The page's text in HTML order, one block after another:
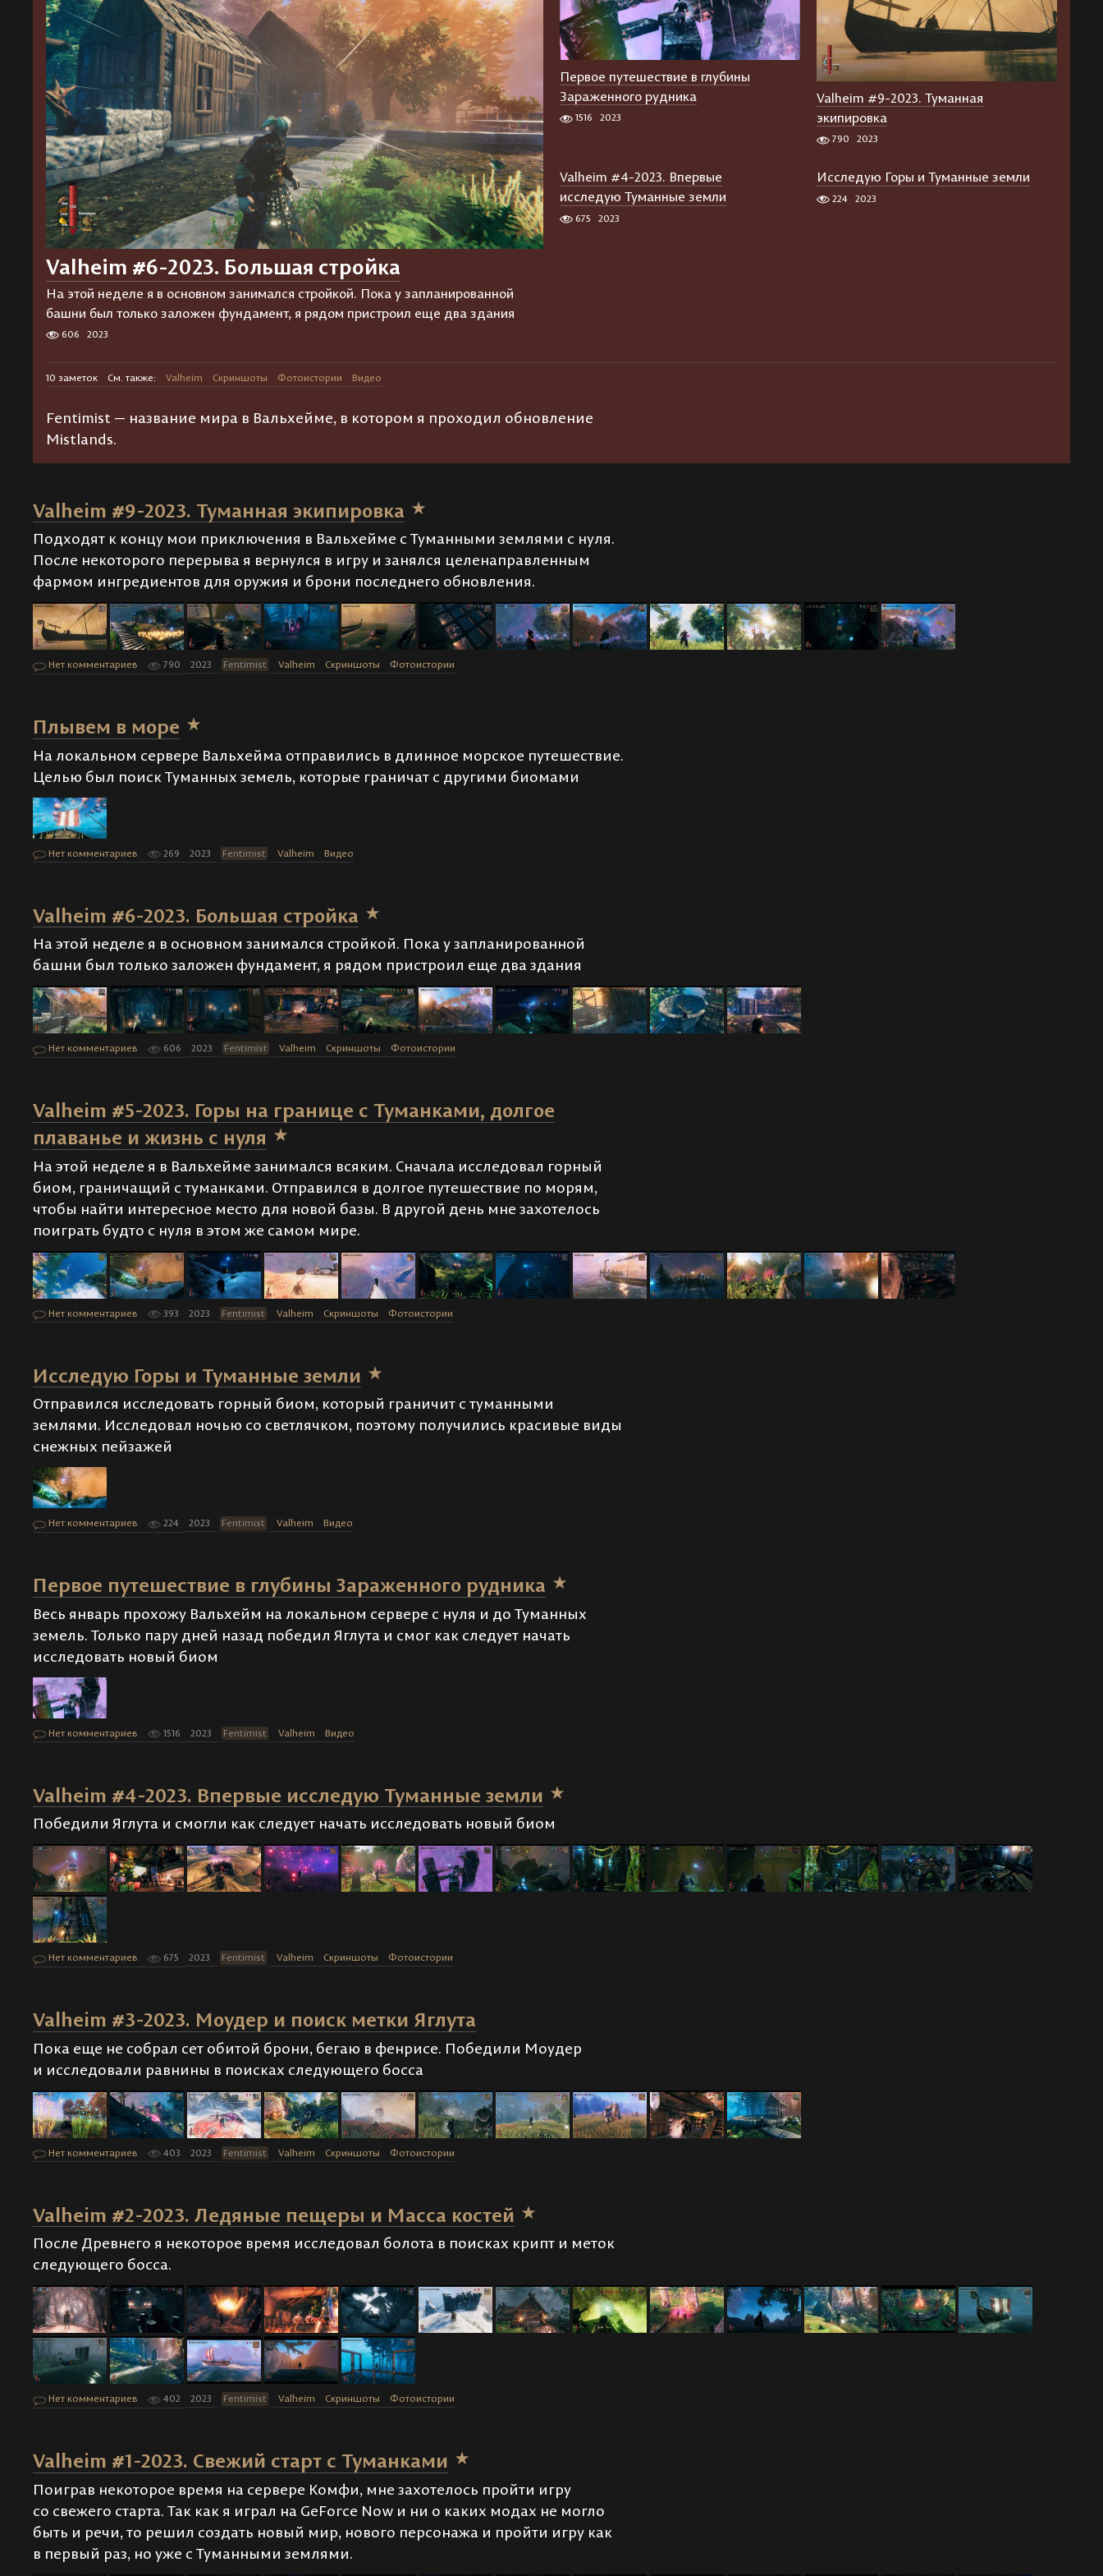
Valheim #6-2023. Большая стройка
На этой неделе я в основном занимался стройкой. Пока у запланированной
башни был только заложен фундамент, я рядом пристроил еще два здания
606 2023
Первое путешествие в глубины
Зараженного рудника
1516 2023
Valheim #9-2023. Туманная
экипировка
790 2023
Valheim #4-2023. Впервые
исследую Туманные земли
675 2023
Исследую Горы и Туманные земли
224 2023
10 заметок См. также: Valheim Скриншоты Фотоистории Видео
Fentimist — название мира в Вальхейме, в котором я проходил обновление
Mistlands.
Valheim #9-2023. Туманная экипировка
Подходят к концу мои приключения в Вальхейме с Туманными землями с нуля.
После некоторого перерыва я вернулся в игру и занялся целенаправленным
фармом ингредиентов для оружия и брони последнего обновления.
Нет комментариев 790 2023 Fentimist Valheim Скриншоты Фотоистории
Плывем в море
На локальном сервере Вальхейма отправились в длинное морское путешествие.
Целью был поиск Туманных земель, которые граничат с другими биомами
Нет комментариев 269 2023 Fentimist Valheim Видео
Valheim #6-2023. Большая стройка
На этой неделе я в основном занимался стройкой. Пока у запланированной
башни был только заложен фундамент, я рядом пристроил еще два здания
Нет комментариев 606 2023 Fentimist Valheim Скриншоты Фотоистории
Valheim #5-2023. Горы на границе с Туманками, долгое
плаванье и жизнь с нуля
На этой неделе я в Вальхейме занимался всяким. Сначала исследовал горный
биом, граничащий с туманками. Отправился в долгое путешествие по морям,
чтобы найти интересное место для новой базы. В другой день мне захотелось
поиграть будто с нуля в этом же самом мире.
Нет комментариев 393 2023 Fentimist Valheim Скриншоты Фотоистории
Исследую Горы и Туманные земли
Отправился исследовать горный биом, который граничит с туманными
землями. Исследовал ночью со светлячком, поэтому получились красивые виды
снежных пейзажей
Нет комментариев 224 2023 Fentimist Valheim Видео
Первое путешествие в глубины Зараженного рудника
Весь январь прохожу Вальхейм на локальном сервере с нуля и до Туманных
земель. Только пару дней назад победил Яглута и смог как следует начать
исследовать новый биом
Нет комментариев 1516 2023 Fentimist Valheim Видео
Valheim #4-2023. Впервые исследую Туманные земли
Победили Яглута и смогли как следует начать исследовать новый биом
Нет комментариев 675 2023 Fentimist Valheim Скриншоты Фотоистории
Valheim #3-2023. Моудер и поиск метки Яглута
Пока еще не собрал сет обитой брони, бегаю в фенрисе. Победили Моудер
и исследовали равнины в поисках следующего босса
Нет комментариев 403 2023 Fentimist Valheim Скриншоты Фотоистории
Valheim #2-2023. Ледяные пещеры и Масса костей
После Древнего я некоторое время исследовал болота в поисках крипт и меток
следующего босса.
Нет комментариев 402 2023 Fentimist Valheim Скриншоты Фотоистории
Valheim #1-2023. Свежий старт с Туманками
Поиграв некоторое время на сервере Комфи, мне захотелось пройти игру
со свежего старта. Так как я играл на GeForce Now и ни о каких модах не могло
быть и речи, то решил создать новый мир, нового персонажа и пройти игру как
в первый раз, но уже с Туманными землями.